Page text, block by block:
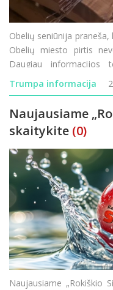
Obelių seniūnija
Obelių miesto pirtis
Daugiau
obeliu.seniunija@rokiskis.lt
Trumpa informacija
Naujausiame
skaitykite (0)
Naujausiame „Rokiškio